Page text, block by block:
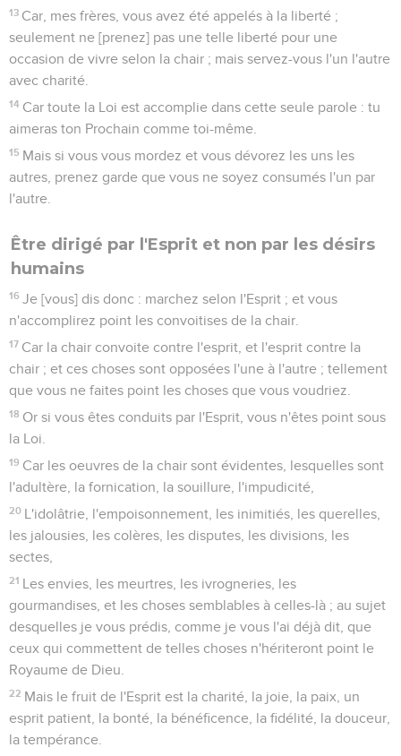
13 Car, mes frères, vous avez été appelés à la liberté ;
seulement ne [prenez] pas une telle liberté pour une
occasion de vivre selon la chair ; mais servez-vous l'un l'autre
avec charité.
14 Car toute la Loi est accomplie dans cette seule parole : tu
aimeras ton Prochain comme toi-même.
15 Mais si vous vous mordez et vous dévorez les uns les
autres, prenez garde que vous ne soyez consumés l'un par
l'autre.
Être dirigé par l'Esprit et non par les désirs
humains
16 Je [vous] dis donc : marchez selon l'Esprit ; et vous
n'accomplirez point les convoitises de la chair.
17 Car la chair convoite contre l'esprit, et l'esprit contre la
chair ; et ces choses sont opposées l'une à l'autre ; tellement
que vous ne faites point les choses que vous voudriez.
18 Or si vous êtes conduits par l'Esprit, vous n'êtes point sous
la Loi.
19 Car les oeuvres de la chair sont évidentes, lesquelles sont
l'adultère, la fornication, la souillure, l'impudicité,
20 L'idolâtrie, l'empoisonnement, les inimitiés, les querelles,
les jalousies, les colères, les disputes, les divisions, les
sectes,
21 Les envies, les meurtres, les ivrogneries, les
gourmandises, et les choses semblables à celles-là ; au sujet
desquelles je vous prédis, comme je vous l'ai déjà dit, que
ceux qui commettent de telles choses n'hériteront point le
Royaume de Dieu.
22 Mais le fruit de l'Esprit est la charité, la joie, la paix, un
esprit patient, la bonté, la bénéficence, la fidélité, la douceur,
la tempérance.